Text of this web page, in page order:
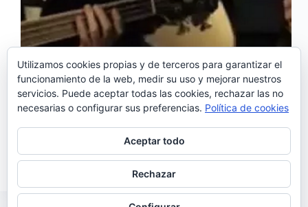
‘Os Búzios’ , compuesta por Jorge Fernando, estaba
incluida en el álbum «Para além da saudade»,
editado en 2007 y sin duda uno de los mejores de
Ana Moura. Letra de ‘Os Búzios’ Havia a solidão
da prece no olhar triste…
Noemí Sánchez
09/10/2016
Utilizamos cookies propias y de terceros para garantizar el
funcionamiento de la web, medir su uso y mejorar nuestros
servicios. Puede aceptar todas las cookies, rechazar las no
necesarias o configurar sus preferencias. Política de cookies
Aceptar todo
Rechazar